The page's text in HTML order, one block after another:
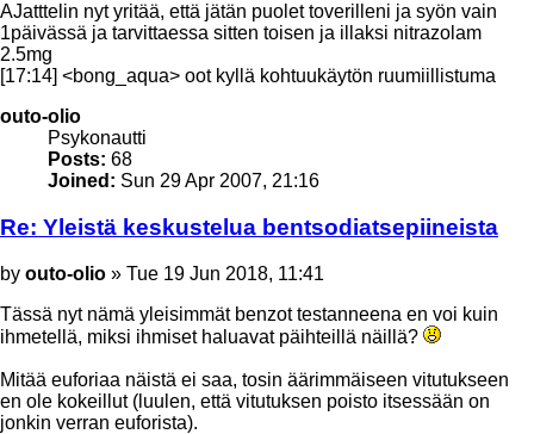
AJatttelin nyt yritää, että jätän puolet toverilleni ja syön vain
1päivässä ja tarvittaessa sitten toisen ja illaksi nitrazolam
2.5mg
[17:14] <bong_aqua> oot kyllä kohtuukäytön ruumiillistuma
outo-olio
Psykonautti
Posts: 68
Joined: Sun 29 Apr 2007, 21:16
Re: Yleistä keskustelua bentsodiatsepiineista
Post
by outo-olio » Tue 19 Jun 2018, 11:41
Tässä nyt nämä yleisimmät benzot testanneena en voi kuin
ihmetellä, miksi ihmiset haluavat päihteillä näillä?
Mitää euforiaa näistä ei saa, tosin äärimmäiseen vitutukseen
en ole kokeillut (luulen, että vitutuksen poisto itsessään on
jonkin verran euforista).